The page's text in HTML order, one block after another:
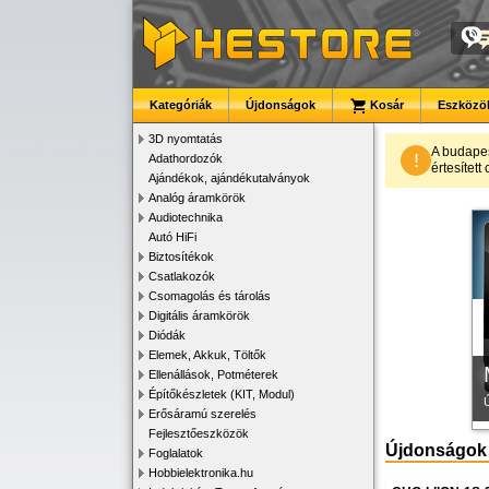
Kategóriák Újdonságok Kosár
3D nyomtatás
Adathordozók
Ajándékok, ajándékutalványok
Analóg áramkörök
Audiotechnika
Autó HiFi
Biztosítékok
Csatlakozók
Csomagolás és tárolás
Digitális áramkörök
Diódák
Elemek, Akkuk, Töltők
Ellenállások, Potméterek
Építőkészletek (KIT, Modul)
Erősáramú szerelés
Fejlesztőeszközök
Foglalatok
Hobbielektronika.hu
! A
értesített
Újdonságok